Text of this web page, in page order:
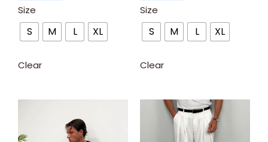
Size
S M L XL
Clear
Size
S M L XL
Clear